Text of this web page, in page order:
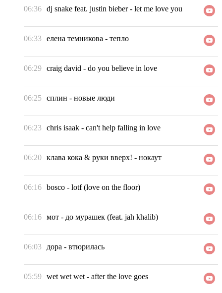
06:36 dj snake feat. justin bieber- let me love you
06:33 елена темникова - тепло
06:29 craig david - do you believe in love
06:25 сплин - новые люди
06:23 chris isaak - can't help falling in love
06:20 клава кока & руки вверх! - нокаут
06:16 bosco - lotf (love on the floor)
06:16 мот - до мурашек (feat. jah khalib)
06:03 дора - втюрилась
05:59 wet wet wet - after the love goes